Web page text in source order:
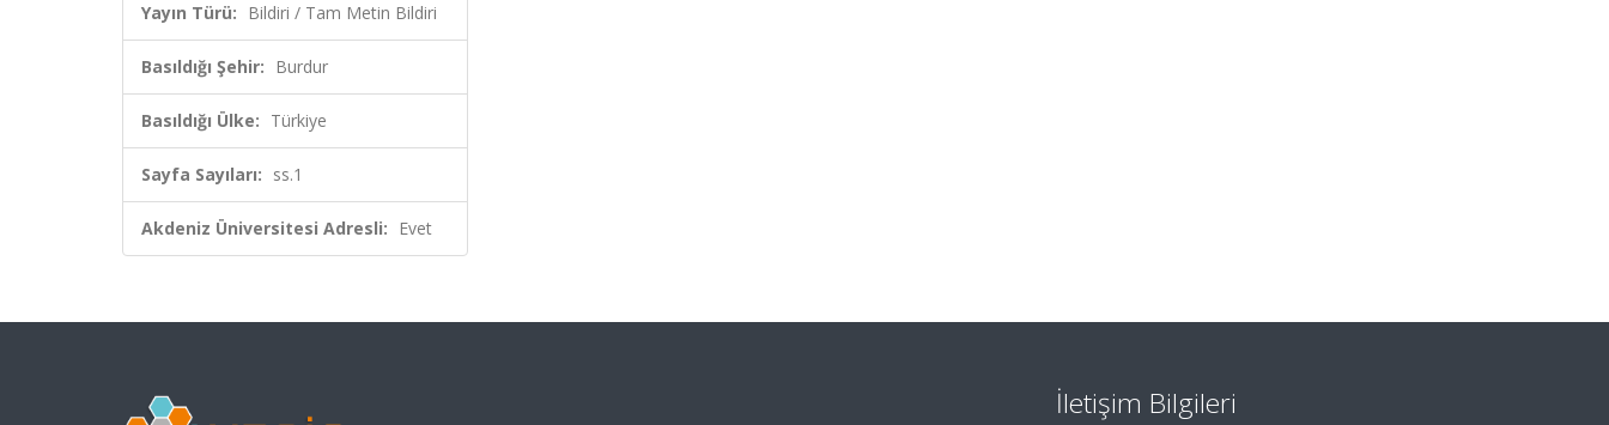
Yayın Türü: Bildiri / Tam Metin Bildiri
Basıldığı Şehir: Burdur
Basıldığı Ülke: Türkiye
Sayfa Sayıları: ss.1
Akdeniz Üniversitesi Adresli: Evet
İletişim Bilgileri